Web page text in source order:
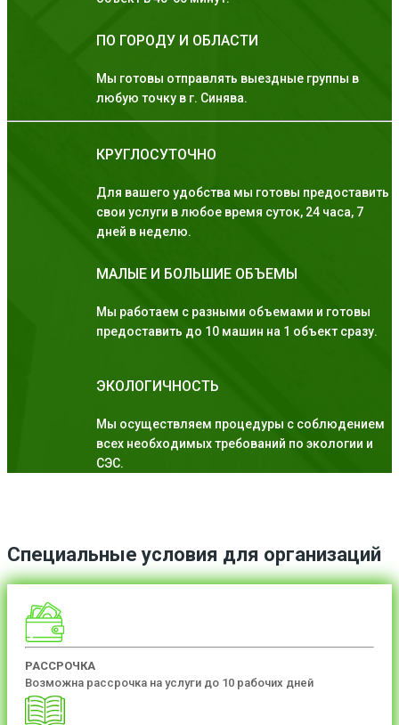
ПО ГОРОДУ И ОБЛАСТИ
Мы готовы отправлять выездные группы в
любую точку в г. Синява.
КРУГЛОСУТОЧНО
Для вашего удобства мы готовы предоставить
свои услуги в любое время суток, 24 часа, 7
дней в неделю.
МАЛЫЕ И БОЛЬШИЕ ОБЪЕМЫ
Мы работаем с разными объемами и готовы
предоставить до 10 машин на 1 объект сразу.
ЭКОЛОГИЧНОСТЬ
Мы осуществляем процедуры с соблюдением
всех необходимых требований по экологии и
СЭС.
Специальные условия для организаций
РАССРОЧКА
Возможна рассрочка на услуги до 10 рабочих дней